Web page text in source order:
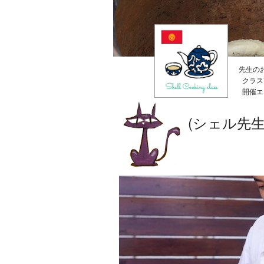
先生の
クラ
開催
(シェル先